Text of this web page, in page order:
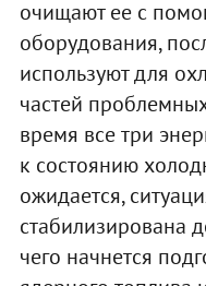
очищают ее с
оборудования,
используют для
частей
время все три
к состоянию
ожидается,
стабилизирована
чего начнется